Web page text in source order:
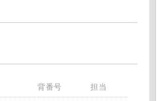
背番号 担当